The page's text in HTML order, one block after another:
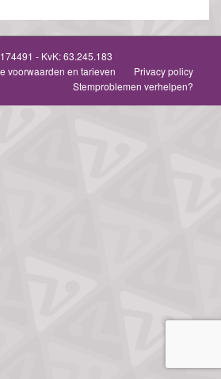
- KvK: 63.245.183
voorwaarden en tarieven
Privacy policy
Stemproblemen verhelpen?